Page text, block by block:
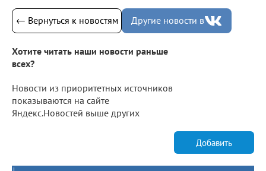
← Вернуться к новостям Другие новости в
Хотите читать наши новости раньше
всех?
Новости из приоритетных источников
показываются на сайте
Яндекс.Новостей выше других
Добавить